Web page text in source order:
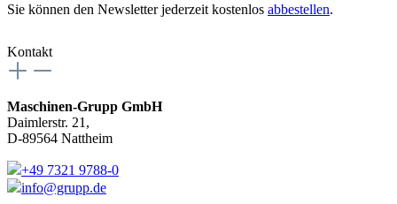
Sie können den Newsletter jederzeit kostenlos abbestellen.
Kontakt
Maschinen-Grupp GmbH
Daimlerstr. 21,
D-89564 Nattheim
+49 7321 9788-0
info@grupp.de